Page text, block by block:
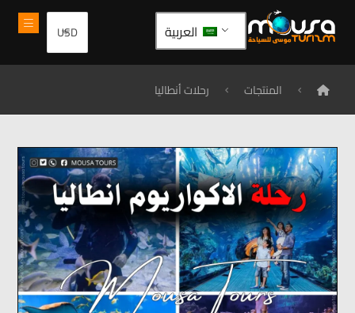
العربية
المنتجات رحلات أنطاليا